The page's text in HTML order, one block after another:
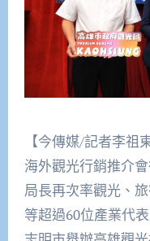
【今傳媒/記者李祖
海外觀光行銷推介
局長再次率觀光、
等超過60位產業代